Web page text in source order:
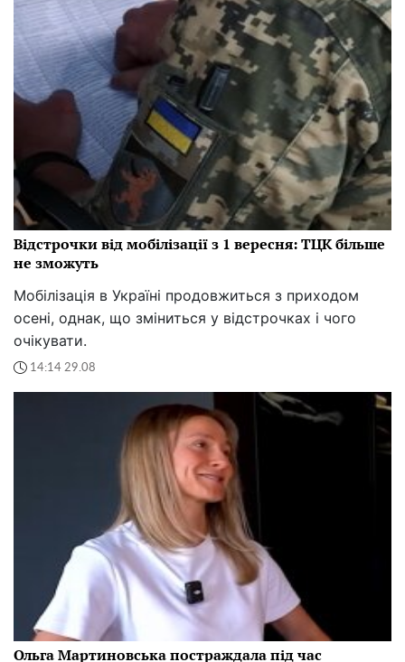
Відстрочки від мобілізації з 1 вересня: ТЦК більше
не зможуть
Мобілізація в Україні продовжиться з приходом
осені, однак, що зміниться у відстрочках і чого
очікувати.
14:14 29.08
Ольга Мартиновська постраждала під час